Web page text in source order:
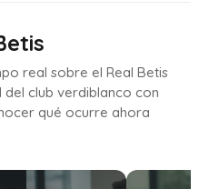
real sobre el Real Betis
del club verdiblanco con
qué ocurre ahora